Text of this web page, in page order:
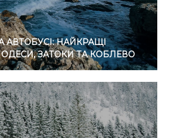
НАЙКРАЩІ
ЗАТОКИ ТА КОБЛЕВО